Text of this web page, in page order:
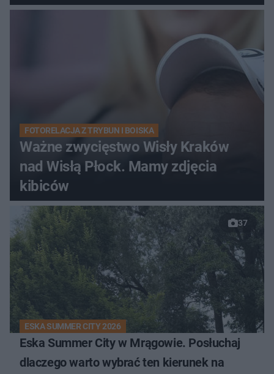
FOTORELACJA Z TRYBUN I BOISKA
Ważne zwycięstwo Wisły Kraków
nad Wisłą Płock. Mamy zdjęcia
kibiców
37
ESKA SUMMER CITY 2026
Eska Summer City w Mrągowie. Posłuchaj
dlaczego warto wybrać ten kierunek na